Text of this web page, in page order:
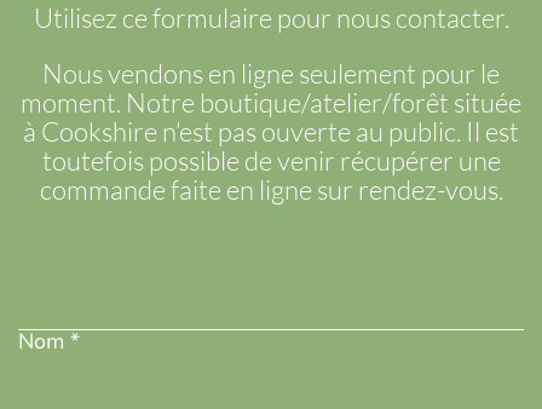
Utilisez ce formulaire pour nous contacter.
Nous vendons en ligne seulement pour le
moment. Notre boutique/atelier/forêt située
à Cookshire n’est pas ouverte au public. Il est
toutefois possible de venir récupérer une
commande faite en ligne sur rendez-vous.
Nom *